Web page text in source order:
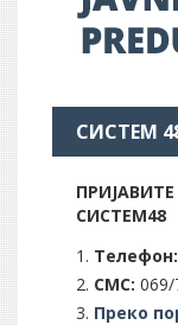
СИСТЕМ
СИСТЕМ48
Телефон:
СМС: 069/
Преко